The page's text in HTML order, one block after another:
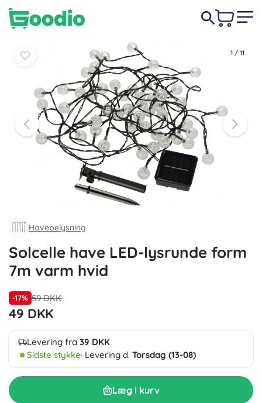
1 / 11
Havebelysning
Solcelle have LED-lysrunde form
7m varm hvid
-17% 59 DKK
49 DKK
Levering fra 39 DKK
Sidste stykke· Levering d. Torsdag (13-08)
Læg i kurv
-17% 59 DKK
Læg i